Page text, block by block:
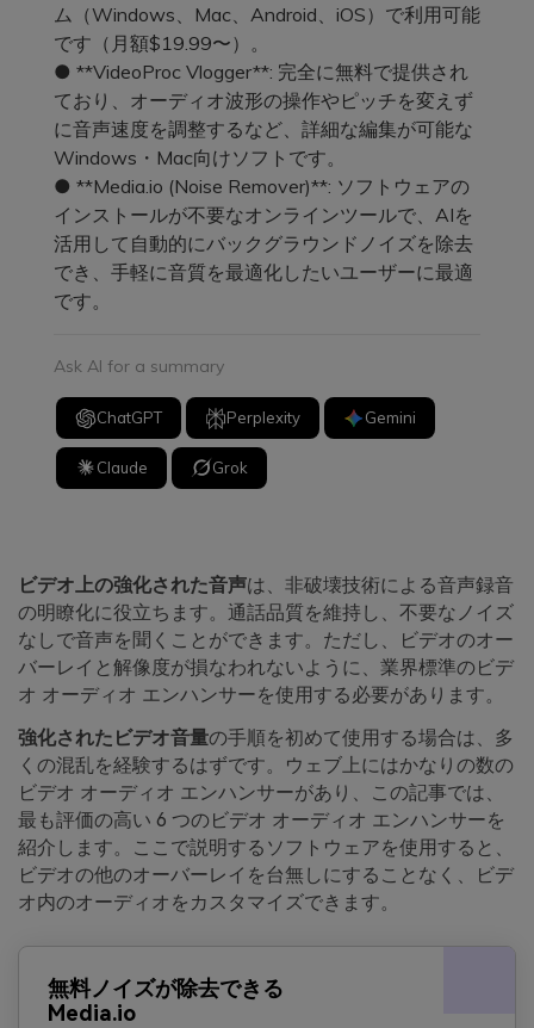
ム（Windows、Mac、Android、iOS）で利用可能
です（月額$19.99〜）。
● **VideoProc Vlogger**: 完全に無料で提供され
ており、オーディオ波形の操作やピッチを変えず
に音声速度を調整するなど、詳細な編集が可能な
Windows・Mac向けソフトです。
● **Media.io (Noise Remover)**: ソフトウェアの
インストールが不要なオンラインツールで、AIを
活用して自動的にバックグラウンドノイズを除去
でき、手軽に音質を最適化したいユーザーに最適
です。
Ask AI for a summary
ChatGPT Perplexity Gemini
Claude Grok
ビデオ上の強化された音声は、非破壊技術による音声録音
の明瞭化に役立ちます。通話品質を維持し、不要なノイズ
なしで音声を聞くことができます。ただし、ビデオのオー
バーレイと解像度が損なわれないように、業界標準のビデ
オ オーディオ エンハンサーを使用する必要があります。
強化されたビデオ音量の手順を初めて使用する場合は、多
くの混乱を経験するはずです。ウェブ上にはかなりの数の
ビデオ オーディオ エンハンサーがあり、この記事では、
最も評価の高い 6 つのビデオ オーディオ エンハンサーを
紹介します。ここで説明するソフトウェアを使用すると、
ビデオの他のオーバーレイを台無しにすることなく、ビデ
オ内のオーディオをカスタマイズできます。
無料ノイズが除去できる
Media.io